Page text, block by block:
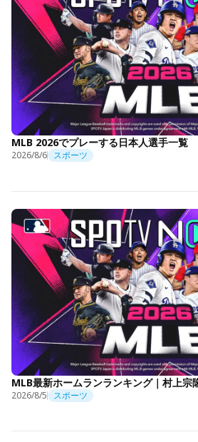
MLB 2026でプレーする日本人選手一覧
2026/8/6 スポーツ
MLB最新ホームランランキング｜村上宗
2026/8/5 スポーツ